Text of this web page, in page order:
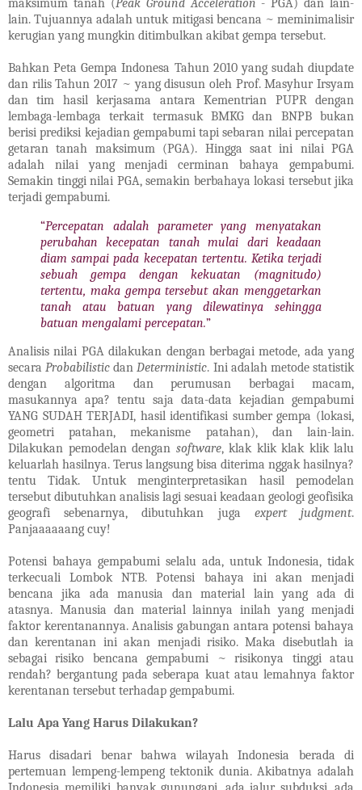
maksimum tanah (Peak Ground Acceleration - PGA) dan lain-
lain. Tujuannya adalah untuk mitigasi bencana ~ meminimalisir
kerugian yang mungkin ditimbulkan akibat gempa tersebut.
Bahkan Peta Gempa Indonesa Tahun 2010 yang sudah diupdate
dan rilis Tahun 2017 ~ yang disusun oleh Prof. Masyhur Irsyam
dan tim hasil kerjasama antara Kementrian PUPR dengan
lembaga-lembaga terkait termasuk BMKG dan BNPB bukan
berisi prediksi kejadian gempabumi tapi sebaran nilai percepatan
getaran tanah maksimum (PGA). Hingga saat ini nilai PGA
adalah nilai yang menjadi cerminan bahaya gempabumi.
Semakin tinggi nilai PGA, semakin berbahaya lokasi tersebut jika
terjadi gempabumi.
“Percepatan adalah parameter yang menyatakan
perubahan kecepatan tanah mulai dari keadaan
diam sampai pada kecepatan tertentu. Ketika terjadi
sebuah gempa dengan kekuatan (magnitudo)
tertentu, maka gempa tersebut akan menggetarkan
tanah atau batuan yang dilewatinya sehingga
batuan mengalami percepatan.”
Analisis nilai PGA dilakukan dengan berbagai metode, ada yang
secaraProbabilistic danDeterministic. Ini adalah metode statistik
dengan algoritma dan perumusan berbagai macam,
masukannya apa? tentu saja data-data kejadian gempabumi
YANG SUDAH TERJADI, hasil identifikasi sumber gempa (lokasi,
geometri patahan, mekanisme patahan), dan lain-lain.
Dilakukan pemodelan dengan software, klak klik klak klik lalu
keluarlah hasilnya. Terus langsung bisa diterima nggak hasilnya?
tentu Tidak. Untuk menginterpretasikan hasil pemodelan
tersebut dibutuhkan analisis lagi sesuai keadaan geologi geofisika
geografi sebenarnya, dibutuhkan juga expert judgment.
Panjaaaaaang cuy!
Potensi bahaya gempabumi selalu ada, untuk Indonesia, tidak
terkecuali Lombok NTB. Potensi bahaya ini akan menjadi
bencana jika ada manusia dan material lain yang ada di
atasnya. Manusia dan material lainnya inilah yang menjadi
faktor kerentanannya. Analisis gabungan antara potensi bahaya
dan kerentanan ini akan menjadi risiko. Maka disebutlah ia
sebagai risiko bencana gempabumi ~ risikonya tinggi atau
rendah? bergantung pada seberapa kuat atau lemahnya faktor
kerentanan tersebut terhadap gempabumi.
Lalu Apa Yang Harus Dilakukan?
Harus disadari benar bahwa wilayah Indonesia berada di
pertemuan lempeng-lempeng tektonik dunia. Akibatnya adalah